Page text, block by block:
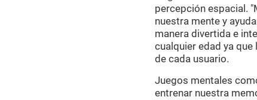
percepción espacial.
nuestra mente y
manera divertida e
cualquier edad ya
de cada usuario.
Juegos mentales
entrenar nuestra